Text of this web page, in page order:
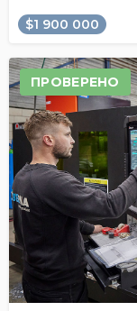
$1 900 000
ПРОВЕРЕНО